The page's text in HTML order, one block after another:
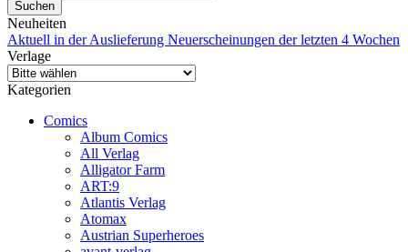
Neuheiten
Aktuell in der Auslieferung Neuerscheinungen der letzten 4 Wochen
Verlage
Kategorien
Comics
Album Comics
All Verlag
Alligator Farm
ART:9
Atlantis Verlag
Atomax
Austrian Superheroes